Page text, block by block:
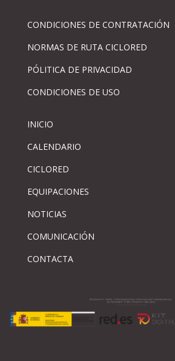
CONDICIONES DE CONTRATACIÓN
NORMAS DE RUTA CICLORED
PÓLITICA DE PRIVACIDAD
CONDICIONES DE USO
INICIO
CALENDARIO
CICLORED
EQUIPACIONES
NOTICIAS
COMUNICACIÓN
CONTACTA